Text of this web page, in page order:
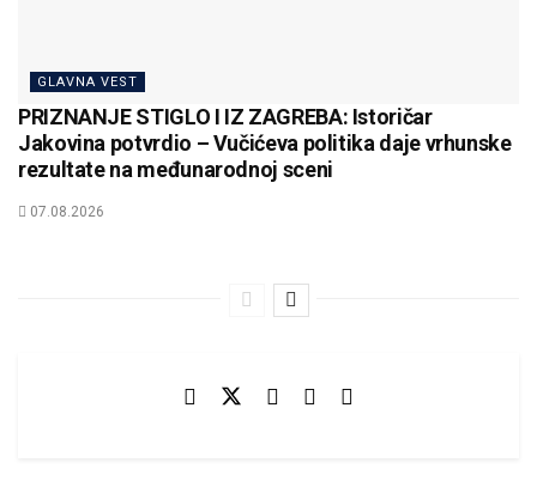
GLAVNA VEST
PRIZNANJE STIGLO I IZ ZAGREBA: Istoričar
Jakovina potvrdio – Vučićeva politika daje vrhunske
rezultate na međunarodnoj sceni
07.08.2026